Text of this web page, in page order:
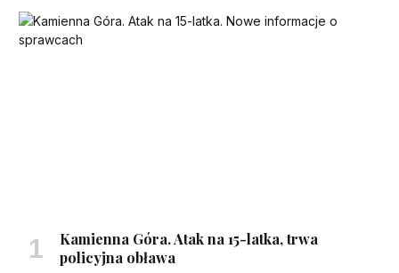
Kamienna Góra. Atak na 15-latka, trwa
policyjna obława